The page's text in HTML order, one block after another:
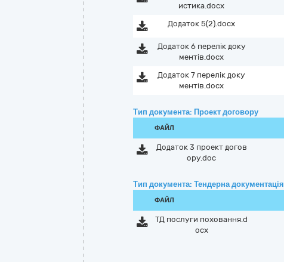
истика.docx
Додаток 5(2).docx
Додаток 6 перелік доку
ментів.docx
Додаток 7 перелік доку
ментів.docx
Тип документа: Проект договору
ФАЙЛ
Додаток 3 проект догов
ору.doc
Тип документа: Тендерна документація
ФАЙЛ
ТД послуги поховання.d
ocx